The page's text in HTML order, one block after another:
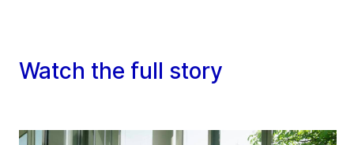
Watch the full story